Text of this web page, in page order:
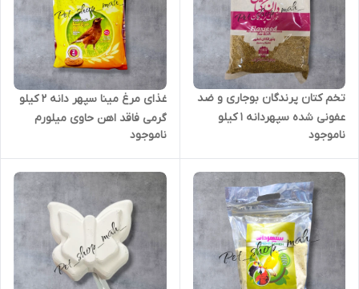
تخم کتان پرندگان بوجاری و ضد
عفونی شده سپهردانه 1 کیلو
گرمی
ناموجود
غذای مرغ مینا سپهر دانه 2 کیلو
گرمی فاقد اهن حاوی میلورم
ناموجود